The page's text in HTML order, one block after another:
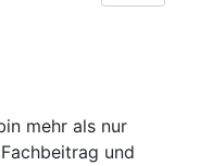
mehr als nur
und